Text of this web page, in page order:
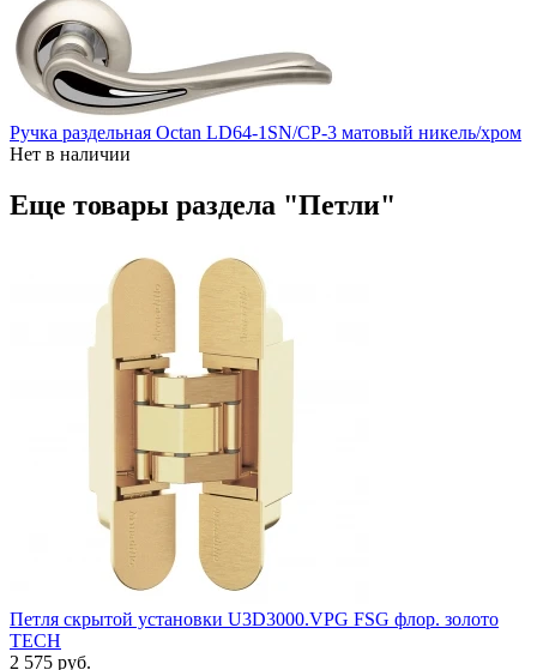
Ручка раздельная Octan LD64-1SN/CP-3 матовый никель/хром
Нет в наличии
Еще товары раздела "Петли"
Петля скрытой установки U3D3000.VPG FSG флор. золото
TECH
2 575 руб.